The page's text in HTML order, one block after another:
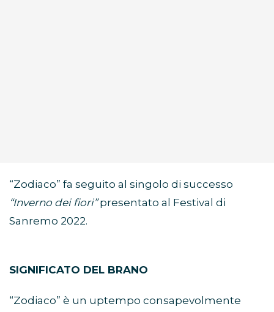
“Zodiaco” fa seguito al singolo di successo
“Inverno dei fiori”presentato al Festival di
Sanremo 2022.
SIGNIFICATO DEL BRANO
“Zodiaco” è un uptempo consapevolmente